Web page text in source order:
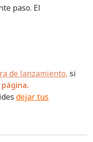
paso. El
de lanzamiento, si
dejar tus